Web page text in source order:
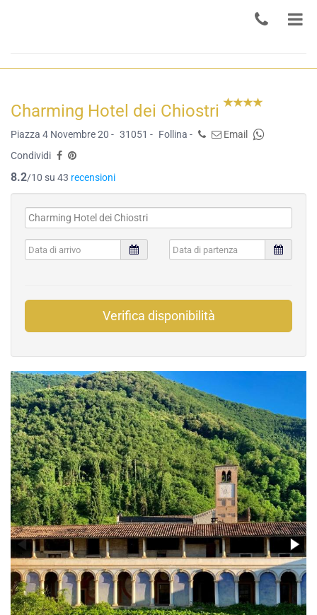
Charming Hotel dei Chiostri
Piazza 4 Novembre 20 - 31051 - Follina -
Email
Condividi
8.2/10 su 43 recensioni
Verifica disponibilità